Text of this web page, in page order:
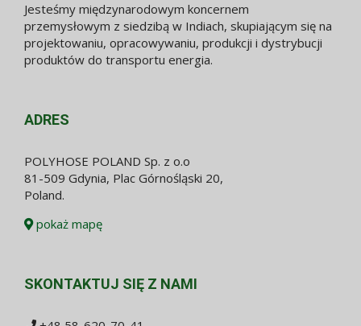
Jesteśmy międzynarodowym koncernem
przemysłowym z siedzibą w Indiach, skupiającym się na
projektowaniu, opracowywaniu, produkcji i dystrybucji
produktów do transportu energia.
ADRES
POLYHOSE POLAND Sp. z o.o
81-509 Gdynia, Plac Górnośląski 20,
Poland.
pokaż mapę
SKONTAKTUJ SIĘ Z NAMI